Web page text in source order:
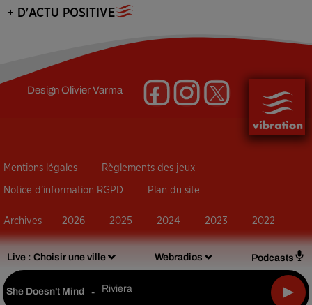
Live : Choisir une ville Webradios Podcasts
She Doesn't Mind - Riviera
+ D'ACTU POSITIVE
DesignOlivier Varma
Mentions légales Règlements des jeux
Notice d’information RGPD Plan du site
Archives 2026 2025 2024 2023 2022